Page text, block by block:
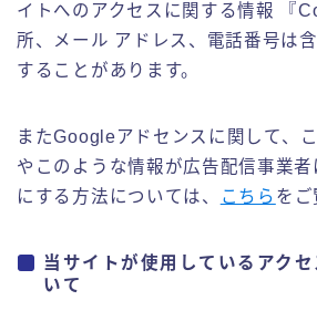
フォークリフトの実務紹介
イトへのアクセスに関する情報 『
所、メール アドレス、電話番号は
することがあります。
またGoogleアドセンスに関して、
やこのような情報が広告配信事業
にする方法については、
こちら をご
当サイトが使用しているアク
いて